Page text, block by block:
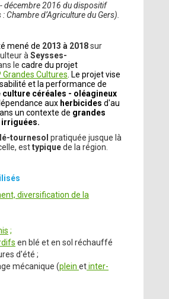
décembre 2016 du dispositif
Chambre d’Agriculture du Gers).
mené de 2013 à 2018sur
àSeysses-
le cadre du projet
Grandes Cultures . Le projet vise
et la performance de
culture céréales - oléagineux
aux herbicidesd'au
un contexte de grandes
tournesolpratiquée jusque là
esttypiquede la région.
diversification de la
;
en blé et en sol réchauffé
d'été ;
mécanique (pleinetinter-